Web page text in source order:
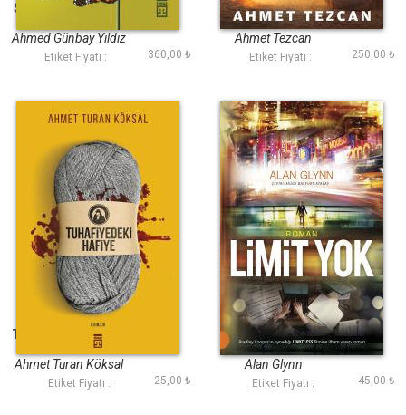
Sokağa Açılan Kapı
Ahmed Günbay Yıldız
Etiket Fiyatı : 360,00 ₺
Sarı
Ahmet Tezcan
Etiket Fiyatı : 250,00 ₺
Tuhafiyedeki Hafiye
Ahmet Turan Köksal
Etiket Fiyatı : 25,00 ₺
Limit Yok
Alan Glynn
Etiket Fiyatı : 45,00 ₺